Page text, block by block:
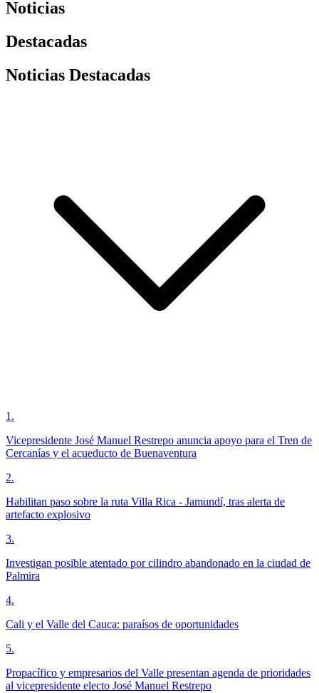
Noticias
Destacadas
Noticias Destacadas
1 .
Vicepresidente José Manuel Restrepo anuncia apoyo para el Tren de
Cercanías y el acueducto de Buenaventura
2.
Habilitan paso sobre la ruta Villa Rica - Jamundí, tras alerta de
artefacto explosivo
3.
Investigan posible atentado por cilindro abandonado en la ciudad de
Palmira
4.
Cali y el Valle del Cauca: paraísos de oportunidades
5.
Propacífico y empresarios del Valle presentan agenda de prioridades
al vicepresidente electo José Manuel Restrepo